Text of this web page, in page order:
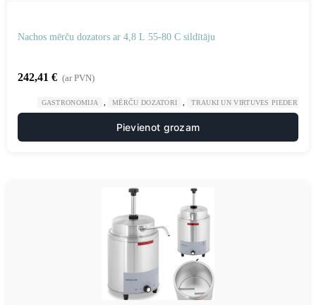
Nachos mērču dozators ar 4,8 L 55-80 C sildītāju
242,41 € (ar PVN)
GASTRONOMIJA MĒRČU DOZATORI TRAUKI UN VIRTUVES PIEDERUMI
Pievienot grozam